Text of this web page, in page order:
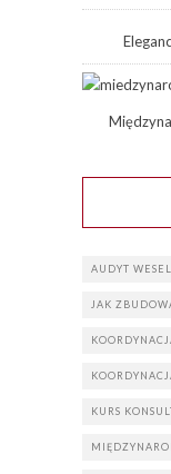
AUDYT
JAK
KURS